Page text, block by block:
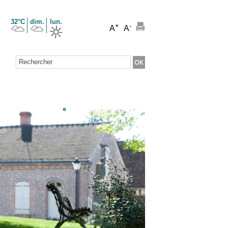
32°C dim. lun.
A+ A-
Formulaire de recherche